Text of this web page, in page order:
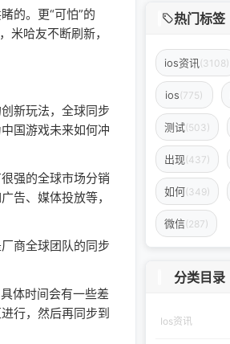
的。更“可怕”的
米哈友不断刷新，
新玩法，全球同步
国游戏未来如何冲
强的全球市场分销
告、媒体投放等，
商全球团队的同步
体时间会有一些差
行，然后再同步到
热门标签
ios资讯 (3108)
ios(775)
测试(503)
出现(437)
如何(349)
微信(287)
分类目录
Ios资讯